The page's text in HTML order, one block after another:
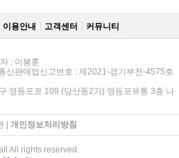
이용안내 고객센터 커뮤니티
: 이봉훈
신판매업신고번호 : 제2021-경기부천-4575호
영등포로 109 (당산동2가) 영등포유통 3층 나
| 개인정보처리방침
All rights reserved.